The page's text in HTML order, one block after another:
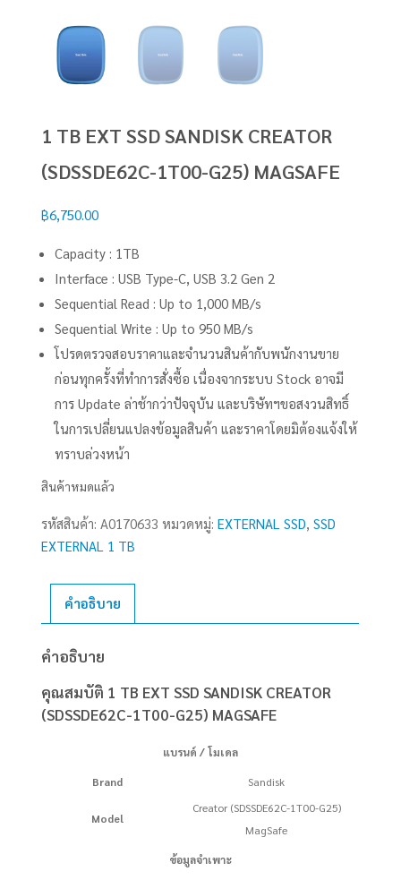
1 TB EXT SSD SANDISK CREATOR
(SDSSDE62C-1T00-G25) MAGSAFE
฿6,750.00
Capacity : 1TB
Interface : USB Type-C, USB 3.2 Gen 2
Sequential Read : Up to 1,000 MB/s
Sequential Write : Up to 950 MB/s
โปรดตรวจสอบราคาและจำนวนสินค้ากับพนักงานขาย
ก่อนทุกครั้งที่ทำการสั่งซื้อ เนื่องจากระบบ Stock อาจมี
การ Update ล่าช้ากว่าปัจจุบัน และบริษัทฯขอสงวนสิทธิ์
ในการเปลี่ยนแปลงข้อมูลสินค้า และราคาโดยมิต้องแจ้งให้
ทราบล่วงหน้า
สินค้าหมดแล้ว
รหัสสินค้า: A0170633 หมวดหมู่:EXTERNAL SSD ,SSD
EXTERNAL 1 TB
คำอธิบาย
คำอธิบาย
คุณสมบัติ 1 TB EXT SSD SANDISK CREATOR
(SDSSDE62C-1T00-G25) MAGSAFE
แบรนด์ / โมเดล
Brand Sandisk
Model
Creator (SDSSDE62C-1T00-G25)
MagSafe
ข้อมูลจำเพาะ